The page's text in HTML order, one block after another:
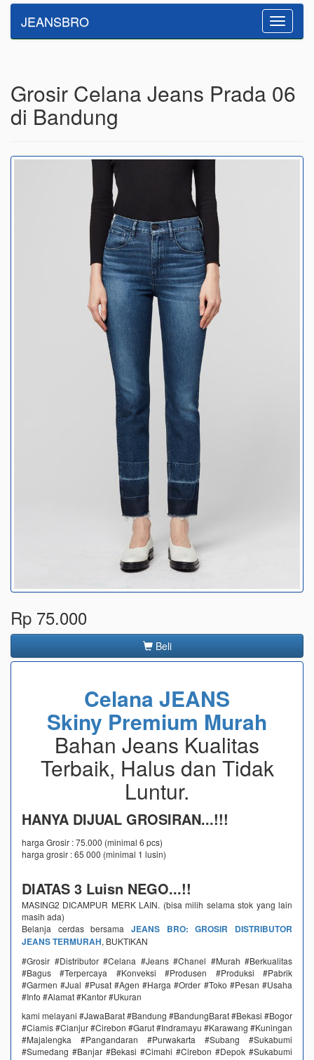
Toggle
JEANSBRO
Grosir Celana Jeans Prada 06
di Bandung
Rp 75.000
Beli
Celana JEANS
Skiny Premium Murah
Bahan Jeans Kualitas
Terbaik, Halus dan Tidak
Luntur.
HANYA DIJUAL GROSIRAN...!!!
harga Grosir : 75.000 (minimal 6 pcs)
harga grosir : 65 000 (minimal 1 lusin)
DIATAS 3 Luisn NEGO...!!
MASING2 DICAMPUR MERK LAIN. (bisa milih selama stok yang lain
masih ada)
Belanja cerdas bersama JEANS BRO: GROSIR DISTRIBUTOR
JEANS TERMURAH, BUKTIKAN
#Grosir #Distributor #Celana #Jeans #Chanel #Murah #Berkualitas
#Bagus #Terpercaya #Konveksi #Produsen #Produksi #Pabrik
#Garmen #Jual #Pusat #Agen #Harga #Order #Toko #Pesan #Usaha
#Info #Alamat #Kantor #Ukuran
kami melayani #JawaBarat #Bandung #BandungBarat #Bekasi #Bogor
#Ciamis #Cianjur #Cirebon #Garut #Indramayu #Karawang #Kuningan
#Majalengka #Pangandaran #Purwakarta #Subang #Sukabumi
#Sumedang #Banjar #Bekasi #Cimahi #Cirebon #Depok #Sukabumi